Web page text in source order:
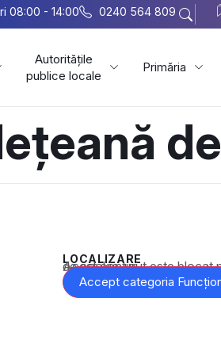
08:00 - 14:00 0240 564 809
Autoritățile
publice locale
Primăria
LOCALIZARE
Acest conținut este blocat până când acceptați categoria corespunzătoare de cookie-uri.
Accept categoria